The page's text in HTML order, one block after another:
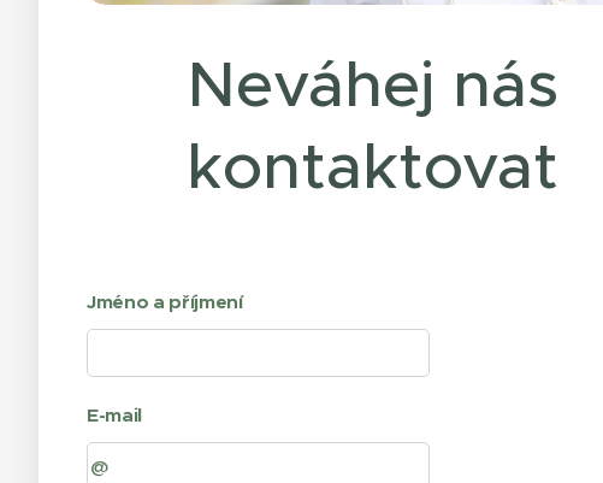
Neváhej nás
kontaktovat
Jméno a příjmení
E-mail